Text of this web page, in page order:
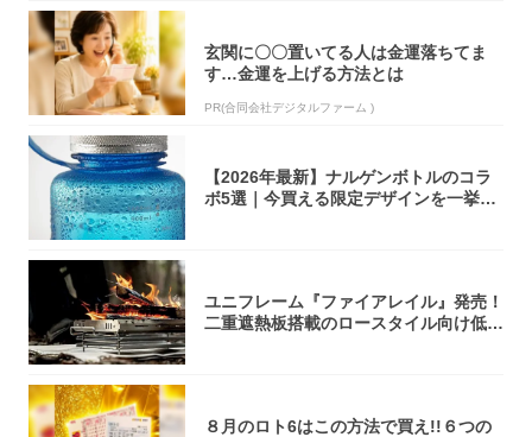
玄関に〇〇置いてる人は金運落ちてま
す…金運を上げる方法とは
PR(合同会社デジタルファーム )
【2026年最新】ナルゲンボトルのコラ
ボ5選｜今買える限定デザインを一挙紹
ユニフレーム『ファイアレイル』発売！
二重遮熱板搭載のロースタイル向け低型
８月のロト6はこの方法で買え!!６つの